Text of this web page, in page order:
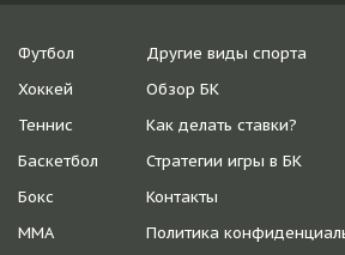
Футбол
Хоккей
Теннис
Баскетбол
Бокс
ММА
Другие виды спорта
Обзор БК
Как делать ставки?
Стратегии игры в БК
Контакты
Политика